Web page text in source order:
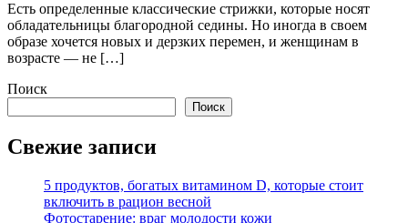
Есть определенные классические стрижки, которые носят
обладательницы благородной седины. Но иногда в своем
образе хочется новых и дерзких перемен, и женщинам в
возрасте — не […]
Поиск
Поиск
Свежие записи
5 продуктов, богатых витамином D, которые стоит
включить в рацион весной
Фотостарение: враг молодости кожи